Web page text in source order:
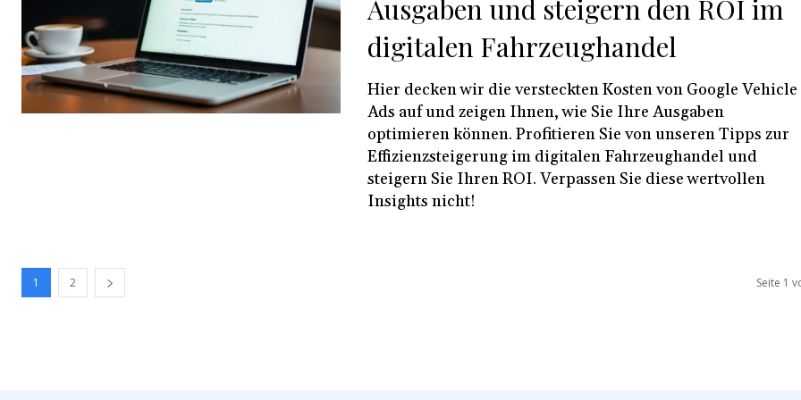
Ausgaben und steigern den ROI im
digitalen Fahrzeughandel
Hier decken wir die versteckten Kosten von Google Vehicle
Ads auf und zeigen Ihnen, wie Sie Ihre Ausgaben
optimieren können. Profitieren Sie von unseren Tipps zur
Effizienzsteigerung im digitalen Fahrzeughandel und
steigern Sie Ihren ROI. Verpassen Sie diese wertvollen
Insights nicht!
1 2 Seite 1